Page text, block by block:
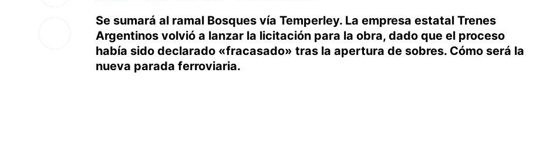
Se sumará al ramal Bosques vía Temperley. La empresa estatal Trenes
Argentinos volvió a lanzar la licitación para la obra, dado que el proceso
había sido declarado «fracasado» tras la apertura de sobres. Cómo será la
nueva parada ferroviaria.